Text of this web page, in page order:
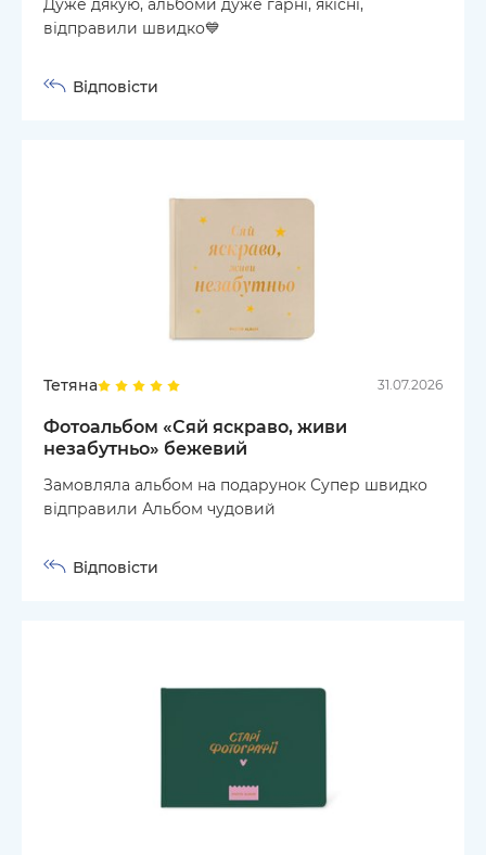
Дуже дякую, альбоми дуже гарні, якісні,
відправили швидко💙
Відповісти
Тетяна 31.07.2026
Фотоальбом «Сяй яскраво, живи
незабутньо» бежевий
Замовляла альбом на подарунок Супер швидко
відправили Альбом чудовий
Відповісти